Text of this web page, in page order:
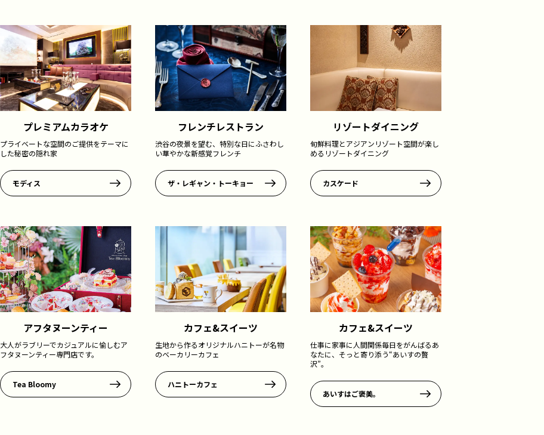
プレミアムカラオケ
プライベートな空間のご提供をテーマに
した秘密の隠れ家
モディス
フレンチレストラン
渋谷の夜景を望む、特別な日にふさわし
い華やかな新感覚フレンチ
ザ・レギャン・トーキョー
リゾートダイニング
旬鮮料理とアジアンリゾート空間が楽し
めるリゾートダイニング
カスケード
アフタヌーンティー
大人がラブリーでカジュアルに愉しむア
フタヌーンティー専門店です。
Tea Bloomy
カフェ&スイーツ
生地から作るオリジナルハニトーが名物
のベーカリーカフェ
ハニトーカフェ
カフェ&スイーツ
仕事に家事に人間関係――毎日をがんばるあ
なたに、そっと寄り添う“あいすの贅
沢”。
あいすはご褒美。